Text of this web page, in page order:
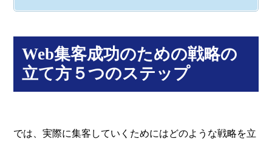
Web集客成功のための戦略の
立て方５つのステップ
では、実際に集客していくためにはどのような戦略を立